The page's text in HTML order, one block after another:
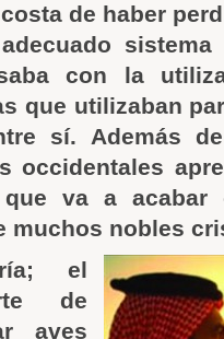
de haber
sistema
con la
que utilizaban
sí. Además
occidentales
va a acabar
muchos nobles
el
de
aves